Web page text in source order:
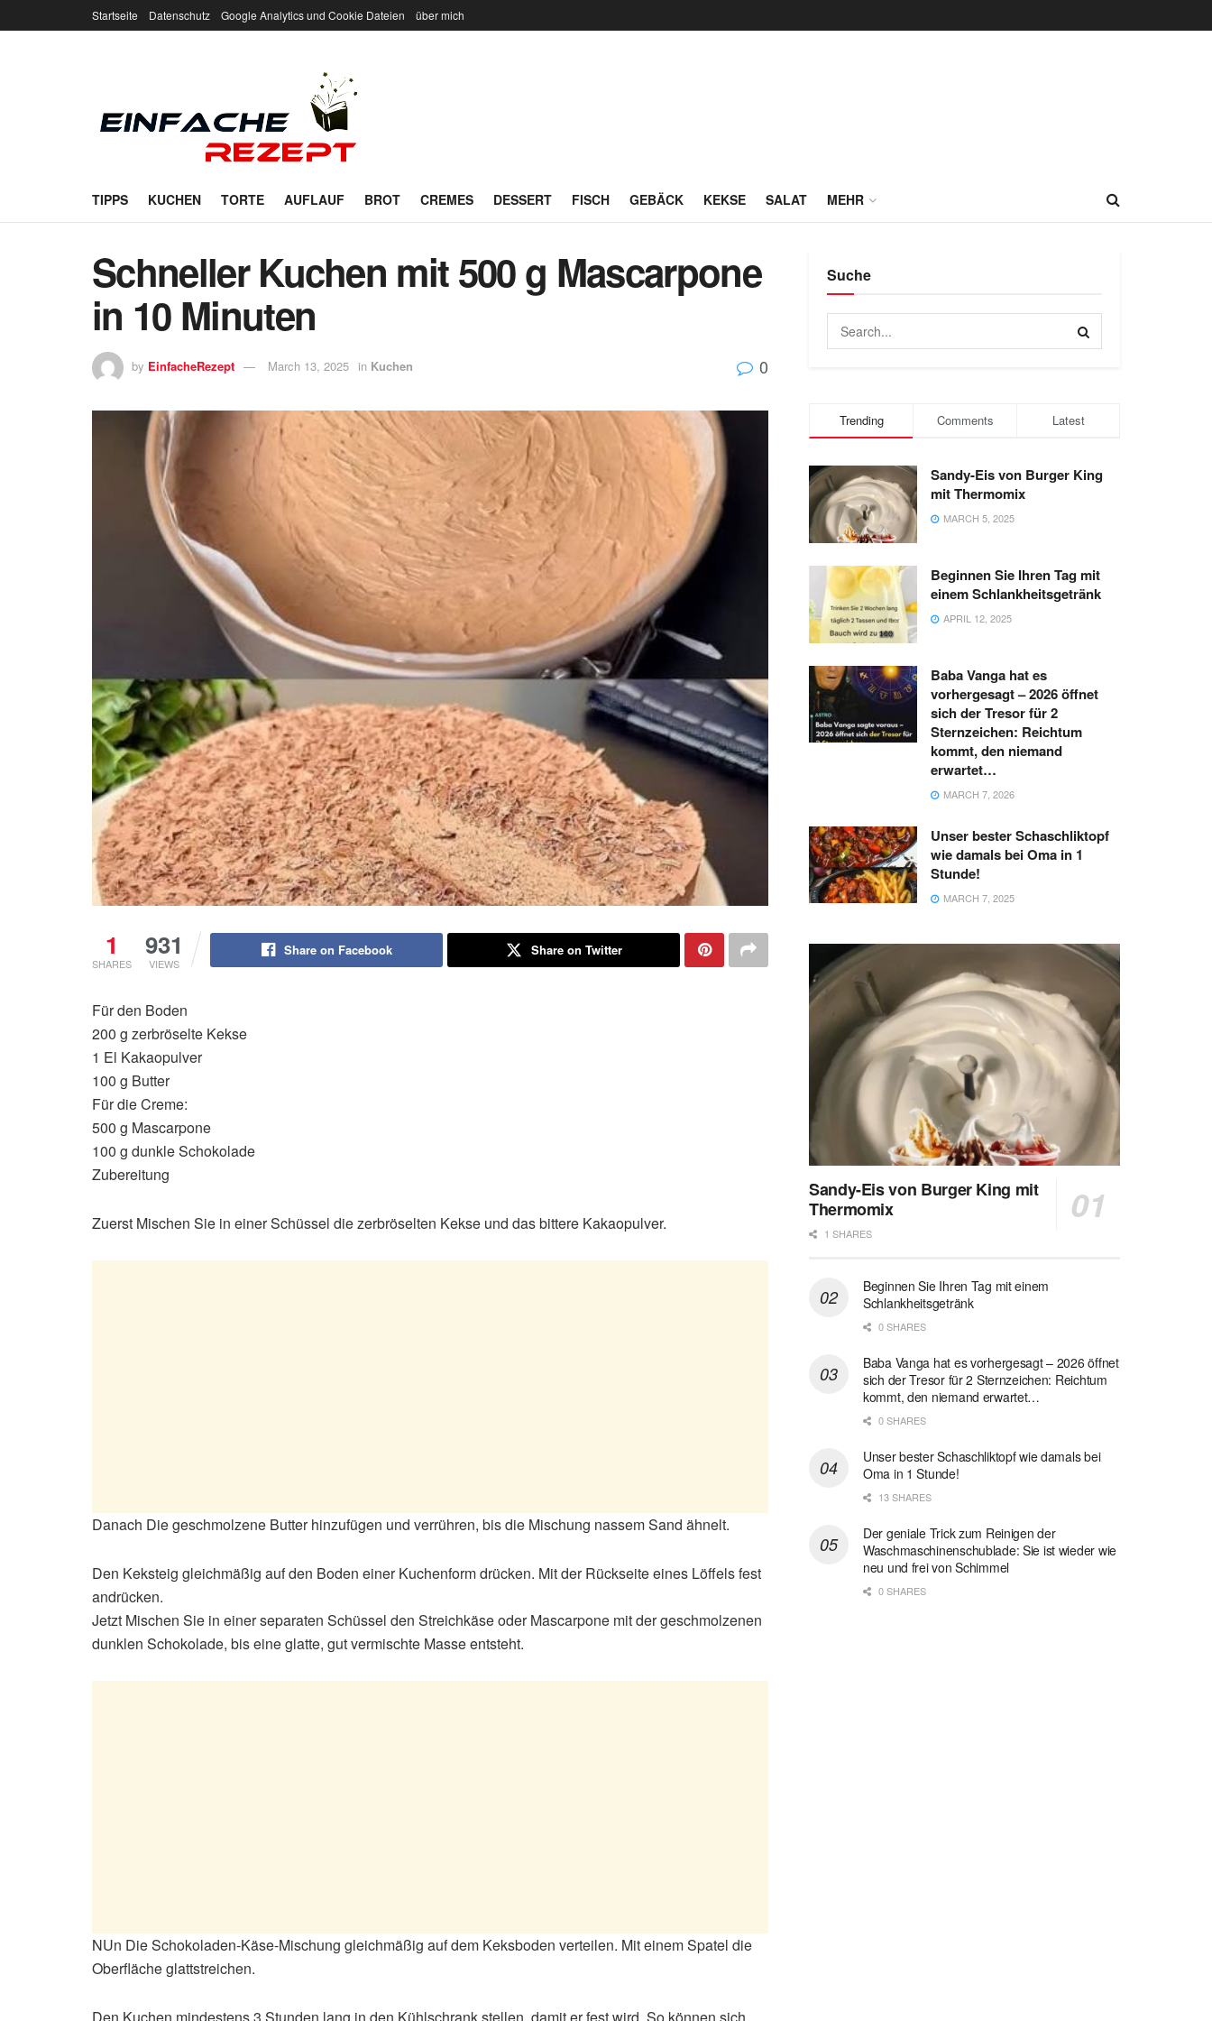
Startseite Datenschutz Google Analytics und Cookie Dateien über mich
TIPPS KUCHEN TORTE AUFLAUF BROT CREMES DESSERT FISCH GEBÄCK KEKSE SALAT MEHR
Schneller Kuchen mit 500 g Mascarpone
in 10 Minuten
by EinfacheRezept March 13, 2025 in Kuchen 0
1
SHARES
931
VIEWS
Share on Facebook Share on Twitter
Für den Boden
200 g zerbröselte Kekse
1 El Kakaopulver
100 g Butter
Für die Creme:
500 g Mascarpone
100 g dunkle Schokolade
Zubereitung
Zuerst Mischen Sie in einer Schüssel die zerbröselten Kekse und das bittere Kakaopulver.
Danach Die geschmolzene Butter hinzufügen und verrühren, bis die Mischung nassem Sand ähnelt.
Den Keksteig gleichmäßig auf den Boden einer Kuchenform drücken. Mit der Rückseite eines Löffels fest
andrücken.
Jetzt Mischen Sie in einer separaten Schüssel den Streichkäse oder Mascarpone mit der geschmolzenen
dunklen Schokolade, bis eine glatte, gut vermischte Masse entsteht.
NUn Die Schokoladen-Käse-Mischung gleichmäßig auf dem Keksboden verteilen. Mit einem Spatel die
Oberfläche glattstreichen.
Suche
Trending Comments Latest
Sandy-Eis von Burger King
mit Thermomix
MARCH 5, 2025
Beginnen Sie Ihren Tag mit
einem Schlankheitsgetränk
APRIL 12, 2025
Baba Vanga hat es
vorhergesagt – 2026 öffnet
sich der Tresor für 2
Sternzeichen: Reichtum
kommt, den niemand
erwartet…
MARCH 7, 2026
Unser bester Schaschliktopf
wie damals bei Oma in 1
Stunde!
MARCH 7, 2025
Sandy-Eis von Burger King mit
Thermomix
1 SHARES
Beginnen Sie Ihren Tag mit einem
Schlankheitsgetränk
0 SHARES
Baba Vanga hat es vorhergesagt – 2026 öffnet
sich der Tresor für 2 Sternzeichen: Reichtum
kommt, den niemand erwartet…
0 SHARES
Unser bester Schaschliktopf wie damals bei
Oma in 1 Stunde!
13 SHARES
Der geniale Trick zum Reinigen der
Waschmaschinenschublade: Sie ist wieder wie
neu und frei von Schimmel
0 SHARES